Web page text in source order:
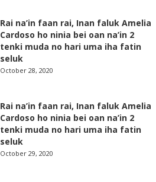
Rai na’in faan rai, Inan faluk Amelia
Cardoso ho ninia bei oan na’in 2
tenki muda no hari uma iha fatin
seluk
October 28, 2020
Rai na’in faan rai, Inan faluk Amelia
Cardoso ho ninia bei oan na’in 2
tenki muda no hari uma iha fatin
seluk
October 29, 2020